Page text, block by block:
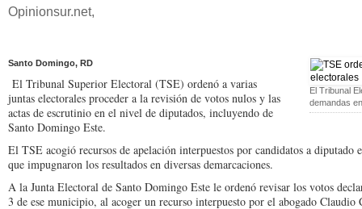
Opinionsur.net,
El Tribunal
demandas
Santo Domingo, RD
El Tribunal Superior Elec­toral (TSE) ordenó a va­rias
juntas electorales pro­ceder a la revisión de votos nulos y las
actas de escru­tinio en el nivel de diputa­dos, incluyendo de
Santo Domingo Este.
El TSE acogió recursos de apelación interpuestos por candidatos a diputado
que impug­naron los resultados en di­versas demarcaciones.
A la Junta Electoral de Santo Domingo Este le or­denó revisar los votos
3 de ese municipio, al aco­ger un recurso interpues­to por el abogado Claudio